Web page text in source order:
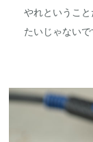
やれというこ
たいじゃないで